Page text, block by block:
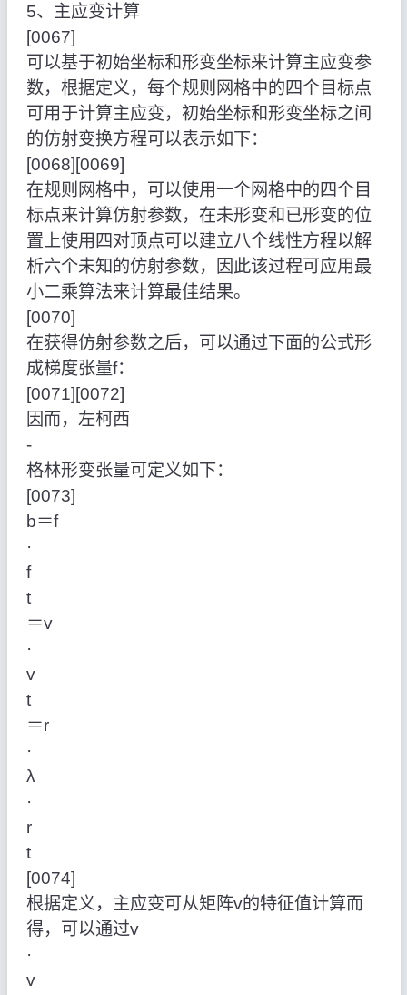
5、主应变计算
[0067]
可以基于初始坐标和形变坐标来计算主应变参
数，根据定义，每个规则网格中的四个目标点
可用于计算主应变，初始坐标和形变坐标之间
的仿射变换方程可以表示如下：
[0068][0069]
在规则网格中，可以使用一个网格中的四个目
标点来计算仿射参数，在未形变和已形变的位
置上使用四对顶点可以建立八个线性方程以解
析六个未知的仿射参数，因此该过程可应用最
小二乘算法来计算最佳结果。
[0070]
在获得仿射参数之后，可以通过下面的公式形
成梯度张量f：
[0071][0072]
因而，左柯西
‑
格林形变张量可定义如下：
[0073]
b＝f
·
f
t
＝v
·
v
t
＝r
·
λ
·
r
t
[0074]
根据定义，主应变可从矩阵v的特征值计算而
得，可以通过v
·
v